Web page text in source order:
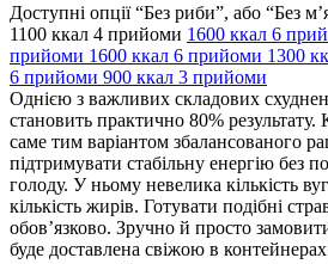
Доступні опції “Без риби”, або “Без
1100 ккал 4 прийоми 1600 ккал 6
прийоми 1600 ккал 6 прийоми 1300
6 прийоми 900 ккал 3 прийоми
Однією з важливих складових
становить практично 80%
саме тим варіантом збалансованого
підтримувати стабільну енергію без
голоду. У ньому невелика кількість
кількість жирів. Готувати подібні
обов’язково. Зручно й просто
буде доставлена свіжою в